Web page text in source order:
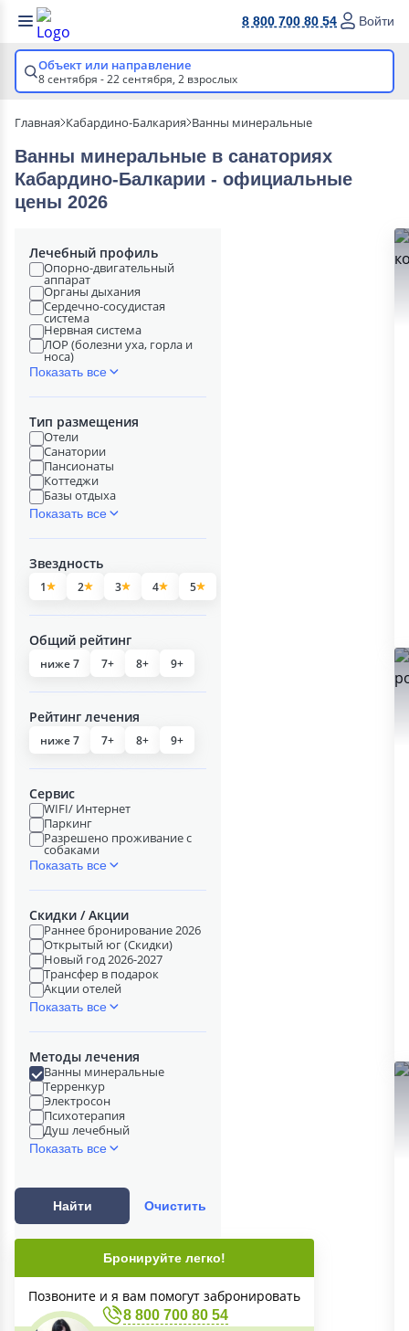
8 800 700 80 54 Войти
Объект или направление
8 сентября - 22 сентября, 2 взрослых
Главная Кабардино-Балкария Ванны минеральные
Ванны минеральные в cанаториях
Кабардино-Балкарии - официальные
цены 2026
Лечебный профиль
Опорно-двигательный
аппарат
Органы дыхания
Сердечно-сосудистая
система
Нервная система
ЛОР (болезни уха, горла и
носа)
Показать все
Тип размещения
Отели
Санатории
Пансионаты
Коттеджи
Базы отдыха
Показать все
Звездность
1 2 3 4 5
Общий рейтинг
ниже 7 7+ 8+ 9+
Рейтинг лечения
ниже 7 7+ 8+ 9+
Сервис
WIFI/ Интернет
Паркинг
Разрешено проживание с
собаками
Показать все
Скидки / Акции
Раннее бронирование 2026
Открытый юг (Скидки)
Новый год 2026-2027
Трансфер в подарок
Акции отелей
Показать все
Методы лечения
Ванны минеральные
Терренкур
Электросон
Психотерапия
Душ лечебный
Показать все
Найти Очистить
Бронируйте легко!
Позвоните и я вам помогут забронировать
8 800 700 80 54